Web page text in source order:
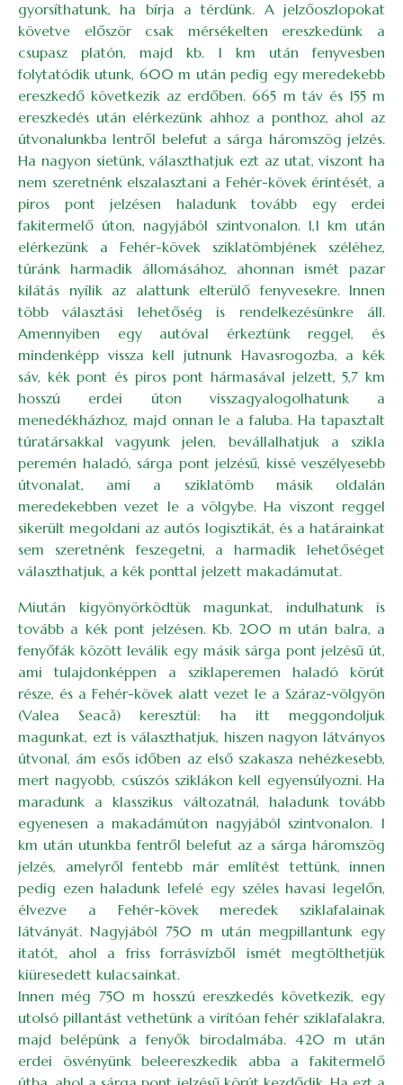
gyorsíthatunk, ha bírja a térdünk. A jelzőoszlopokat
követve először csak mérsékelten ereszkedünk a
csupasz platón, majd kb. 1 km után fenyvesben
folytatódik utunk, 600 m után pedig egy meredekebb
ereszkedő következik az erdőben. 665 m táv és 155 m
ereszkedés után elérkezünk ahhoz a ponthoz, ahol az
útvonalunkba lentről belefut a sárga háromszög jelzés.
Ha nagyon sietünk, választhatjuk ezt az utat, viszont ha
nem szeretnénk elszalasztani a Fehér-kövek érintését, a
piros pont jelzésen haladunk tovább egy erdei
fakitermelő úton, nagyjából szintvonalon. 1,1 km után
elérkezünk a Fehér-kövek sziklatömbjének széléhez,
túránk harmadik állomásához, ahonnan ismét pazar
kilátás nyílik az alattunk elterülő fenyvesekre. Innen
több választási lehetőség is rendelkezésünkre áll.
Amennyiben egy autóval érkeztünk reggel, és
mindenképp vissza kell jutnunk Havasrogozba, a kék
sáv, kék pont és piros pont hármasával jelzett, 5,7 km
hosszú erdei úton visszagyalogolhatunk a
menedékházhoz, majd onnan le a faluba. Ha tapasztalt
túratársakkal vagyunk jelen, bevállalhatjuk a szikla
peremén haladó, sárga pont jelzésű, kissé veszélyesebb
útvonalat, ami a sziklatömb másik oldalán
meredekebben vezet le a völgybe. Ha viszont reggel
sikerült megoldani az autós logisztikát, és a határainkat
sem szeretnénk feszegetni, a harmadik lehetőséget
választhatjuk, a kék ponttal jelzett makadámutat.
Miután kigyönyörködtük magunkat, indulhatunk is
tovább a kék pont jelzésen. Kb. 200 m után balra, a
fenyőfák között leválik egy másik sárga pont jelzésű út,
ami tulajdonképpen a sziklaperemen haladó körút
része, és a Fehér-kövek alatt vezet le a Száraz-völgyön
(Valea Seacă) keresztül: ha itt meggondoljuk
magunkat, ezt is választhatjuk, hiszen nagyon látványos
útvonal, ám esős időben az első szakasza nehézkesebb,
mert nagyobb, csúszós sziklákon kell egyensúlyozni. Ha
maradunk a klasszikus változatnál, haladunk tovább
egyenesen a makadámúton nagyjából szintvonalon. 1
km után utunkba fentről belefut az a sárga háromszög
jelzés, amelyről fentebb már említést tettünk, innen
pedig ezen haladunk lefelé egy széles havasi legelőn,
élvezve a Fehér-kövek meredek sziklafalainak
látványát. Nagyjából 750 m után megpillantunk egy
itatót, ahol a friss forrásvízből ismét megtölthetjük
kiüresedett kulacsainkat.
Innen még 750 m hosszú ereszkedés következik, egy
utolsó pillantást vethetünk a virítóan fehér sziklafalakra,
majd belépünk a fenyők birodalmába. 420 m után
erdei ösvényünk beleereszkedik abba a fakitermelő